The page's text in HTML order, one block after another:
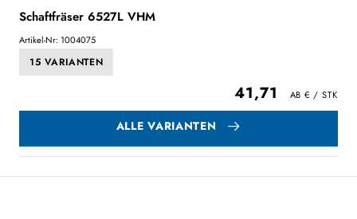
Schaftfräser 6527L VHM
Artikel-Nr: 1004075
15 VARIANTEN
41,71
ALLE VARIANTEN